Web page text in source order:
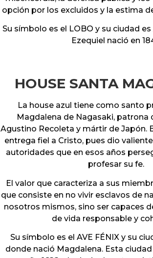
opción por los excluidos y la estima
Su símbolo es el LOBO y su ciudad
Ezequiel nació en
HOUSE SANTA
La house azul tiene como santo
Magdalena de Nagasaki, patrona
Agustino Recoleta y mártir de Japón.
entrega fiel a Cristo, pues dio
autoridades que en esos años
profesar su fe.
El valor que caracteriza a sus
que consiste en no vivir esclavos de
nosotros mismos, sino ser capaces
de vida responsable y
Su símbolo es el AVE FÉNIX y su
donde nació Magdalena. Esta